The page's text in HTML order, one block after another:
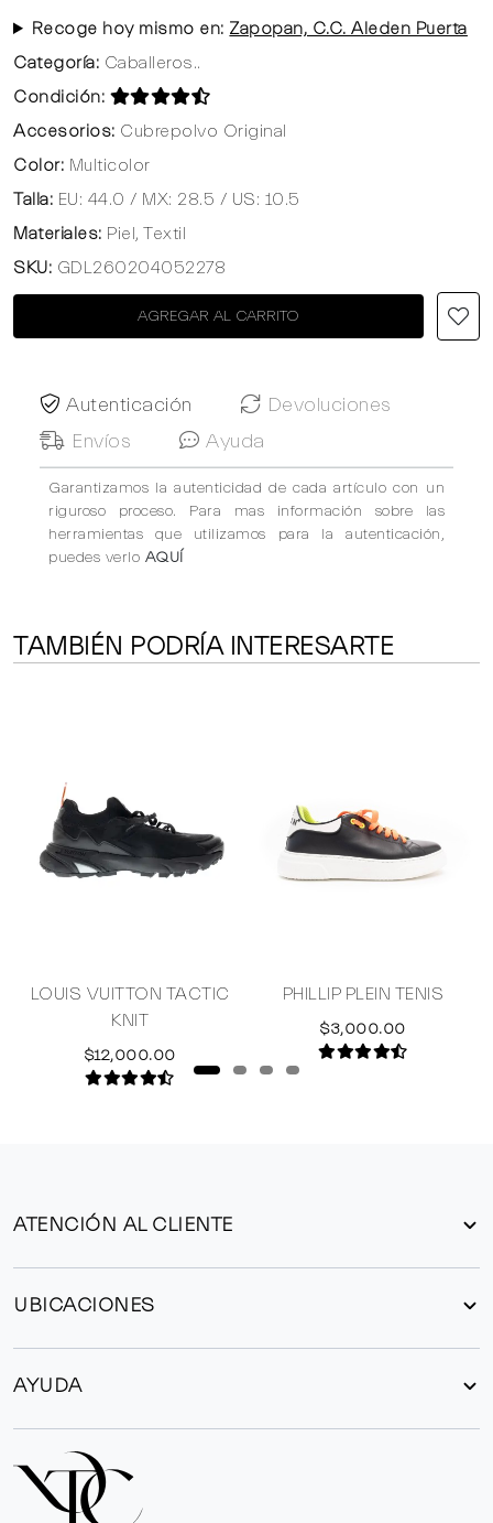
Recoge hoy mismo en: Zapopan, C.C. Aleden Puerta
Categoría: Caballeros..
Condición:
Accesorios: Cubrepolvo Original
Color: Multicolor
Talla: EU: 44.0 / MX: 28.5 / US: 10.5
Materiales: Piel, Textil
SKU: GDL260204052278
AGREGAR AL CARRITO
Autenticación
Devoluciones
Envíos
Ayuda
Garantizamos la autenticidad de cada artículo con un
riguroso proceso. Para mas información sobre las
herramientas que utilizamos para la autenticación,
puedes verlo AQUÍ
TAMBIÉN PODRÍA INTERESARTE
LOUIS VUITTON TACTIC
KNIT
$12,000.00
PHILLIP PLEIN TENIS
$3,000.00
ATENCIÓN AL CLIENTE
UBICACIONES
AYUDA